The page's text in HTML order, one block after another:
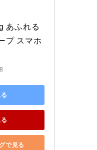
あふれる
プ スマホ
で見る